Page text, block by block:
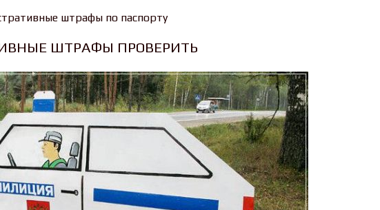
ШТРАФЫ ПРОВЕРИТЬ